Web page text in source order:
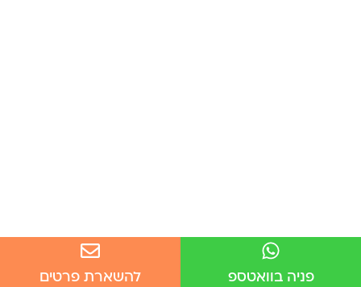
פניה בוואטספ להשארת פרטים